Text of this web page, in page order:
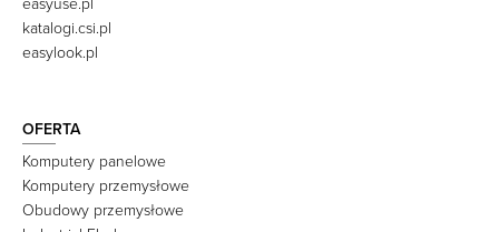
easyuse.pl
katalogi.csi.pl
easylook.pl
OFERTA
Komputery panelowe
Komputery przemysłowe
Obudowy przemysłowe